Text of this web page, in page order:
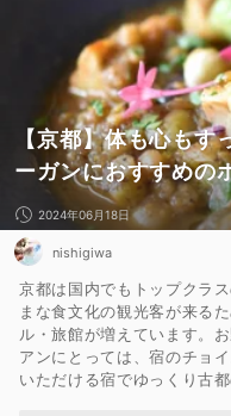
【京都】体も心も
ーガンにおすすめの
2024年06月18日
nishigiwa
京都は国内でもトップクラ
まな食文化の観光客が来る
ル・旅館が増えています。
アンにとっては、宿のチョ
いただける宿でゆっくり古